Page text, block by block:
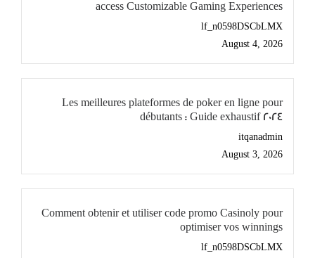
access Customizable Gaming Experiences
lf_n0598DSCbLMX
August 4, 2026
Les meilleures plateformes de poker en ligne pour
débutants : Guide exhaustif 2024
itqanadmin
August 3, 2026
Comment obtenir et utiliser code promo Casinoly pour
optimiser vos winnings
lf_n0598DSCbLMX